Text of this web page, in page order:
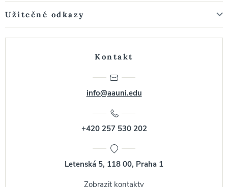
Užitečné odkazy
Kontakt
info@aauni.edu
+420 257 530 202
Letenská 5, 118 00, Praha 1
Zobrazit kontakty